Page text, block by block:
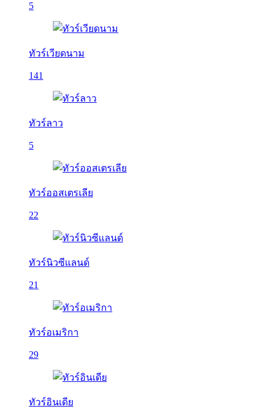
5
ทัวร์เวียดนาม
141
ทัวร์ลาว
5
ทัวร์ออสเตรเลีย
22
ทัวร์นิวซีแลนด์
21
ทัวร์อเมริกา
29
ทัวร์อินเดีย